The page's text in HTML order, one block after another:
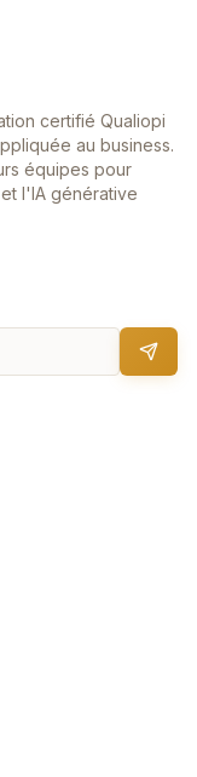
certifié Qualiopi
au business.
équipes pour
l'IA générative